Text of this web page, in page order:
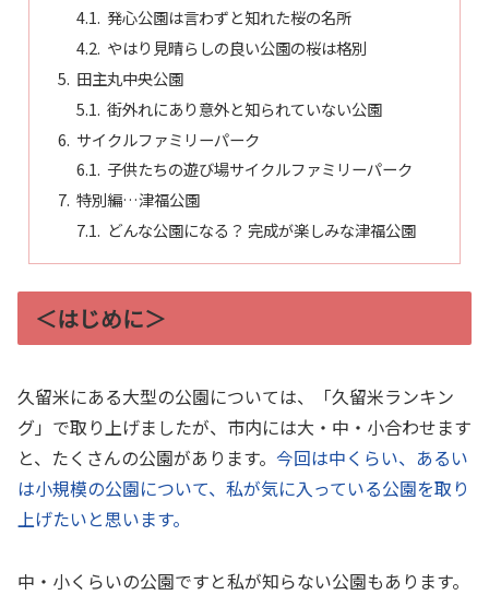
発心公園は言わずと知れた桜の名所
やはり見晴らしの良い公園の桜は格別
田主丸中央公園
街外れにあり意外と知られていない公園
サイクルファミリーパーク
子供たちの遊び場サイクルファミリーパーク
特別編…津福公園
どんな公園になる？ 完成が楽しみな津福公園
＜はじめに＞
久留米にある大型の公園については、「久留米ランキン
グ」で取り上げましたが、市内には大・中・小合わせます
と、たくさんの公園があります。 今回は中くらい、あるい
は小規模の公園について、私が気に入っている公園を取り
上げたいと思います。
中・小くらいの公園ですと私が知らない公園もあります。